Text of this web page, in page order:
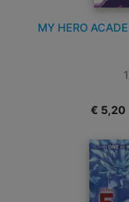
MY HERO
€ 5,20